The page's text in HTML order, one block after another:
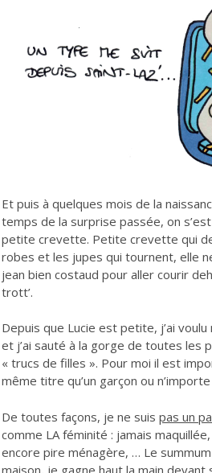
Et puis à quelques mois de la
temps de la surprise passée, on
petite crevette. Petite crevette qui
robes et les jupes qui tournent, elle
jean bien costaud pour aller courir
trott’.
Depuis que Lucie est petite, j’ai
et j’ai sauté à la gorge de toutes les
« trucs de filles ». Pour moi il est
même titre qu’un garçon ou n’importe
De toutes façons, je ne suis pas un
comme LA féminité : jamais
encore pire ménagère, … Le summum
maison, je gagne haut la main devant